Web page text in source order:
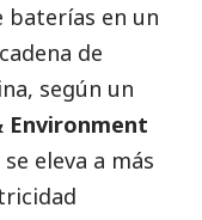
baterías en un
de
según un
Environment
eleva a más